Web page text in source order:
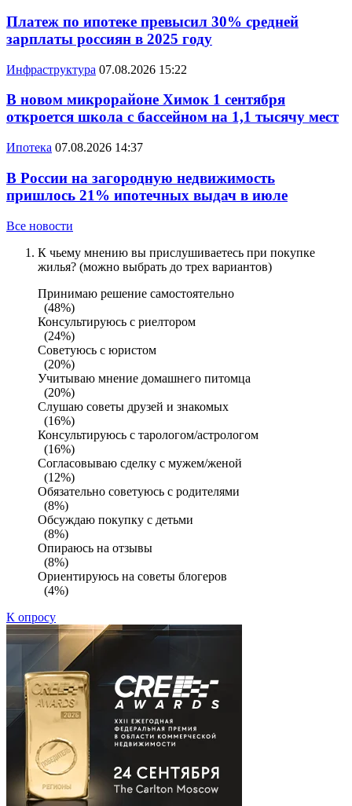
Платеж по ипотеке превысил 30% средней
зарплаты россиян в 2025 году
Инфраструктура 07.08.2026 15:22
В новом микрорайоне Химок 1 сентября
откроется школа с бассейном на 1,1 тысячу мест
Ипотека 07.08.2026 14:37
В России на загородную недвижимость
пришлось 21% ипотечных выдач в июле
Все новости
К чьему мнению вы прислушиваетесь при покупке
жилья? (можно выбрать до трех вариантов)
Принимаю решение самостоятельно
(48%)
Консультируюсь с риелтором
(24%)
Советуюсь с юристом
(20%)
Учитываю мнение домашнего питомца
(20%)
Слушаю советы друзей и знакомых
(16%)
Консультируюсь с тарологом/астрологом
(16%)
Согласовываю сделку с мужем/женой
(12%)
Обязательно советуюсь с родителями
(8%)
Обсуждаю покупку с детьми
(8%)
Опираюсь на отзывы
(8%)
Ориентируюсь на советы блогеров
(4%)
К опросу